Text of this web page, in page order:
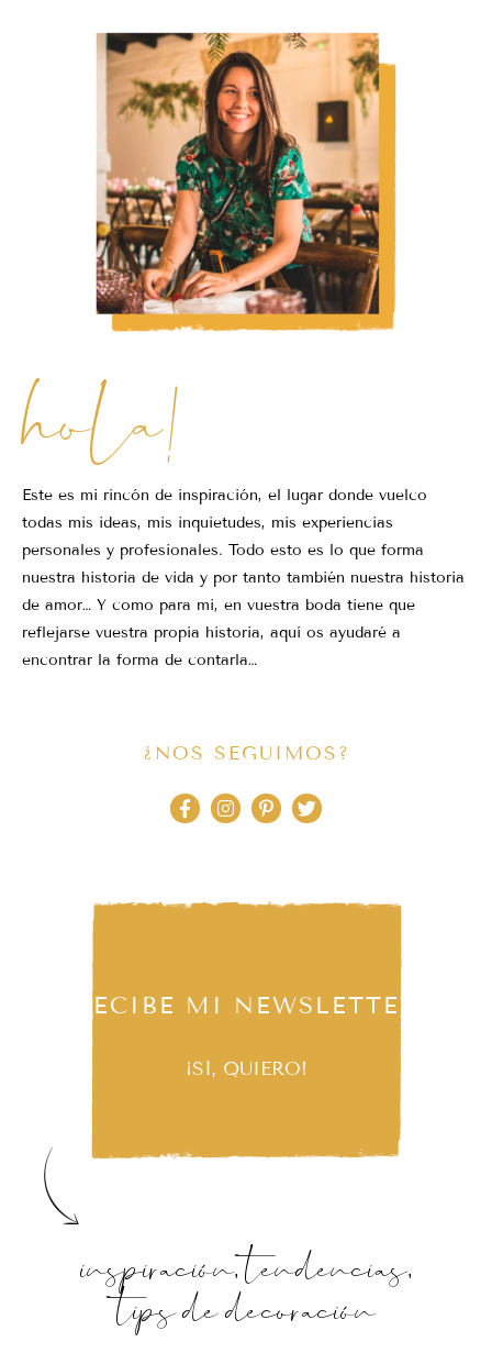
hola!
Este es mi rincón de inspiración, el lugar donde vuelco
todas mis ideas, mis inquietudes, mis experiencias
personales y profesionales. Todo esto es lo que forma
nuestra historia de vida y por tanto también nuestra historia
de amor… Y como para mi, en vuestra boda tiene que
reflejarse vuestra propia historia, aquí os ayudaré a
encontrar la forma de contarla…
¿NOS SEGUIMOS?
RECIBE MI NEWSLETTER
¡SÍ, QUIERO!
inspiración, tendencias,
tips de decoración